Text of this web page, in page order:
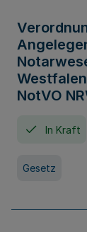
NotVO
In Kraft
Gesetz